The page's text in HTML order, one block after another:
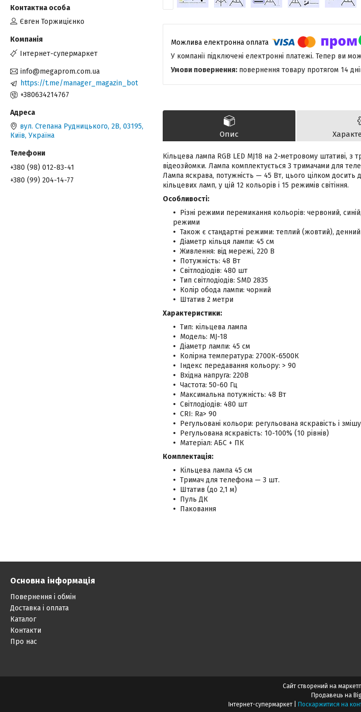
У компанії підключені електронні платежі. Тепер ви
повернення товару протягом 14
Опис
Кільцева лампа RGB LED MJ18 на 2-метровому штативі,
відеозйомки. Лампа комплектується 3 тримачами для
Лампа яскрава, потужність — 45 Вт, цього цілком досить
кільцевих ламп, у цій 12 кольорів і 15 режимів світіння.
Особливості:
Різні режими перемикання кольорів: червоний,
режими
Також є стандартні режими: теплий (жовтий),
Діаметр кільця лампи: 45 см
Живлення: від мережі, 220 В
Потужність: 48 Вт
Світлодіодів: 480 шт
Тип світлодіодів: SMD 2835
Колір обода лампи: чорний
Штатив 2 метри
Характеристики:
Тип: кільцева лампа
Модель: MJ-18
Діаметр лампи: 45 см
Колірна температура: 2700К-6500К
Індекс передавання кольору: > 90
Вхідна напруга: 220В
Частота: 50-60 Гц
Максимальна потужність: 48 Вт
Світлодіодів: 480 шт
CRI: Ra> 90
Регульовані кольори: регульована яскравість і
Регульована яскравість: 10-100% (10 рівнів)
Матеріал: АБС + ПК
Комплектація:
Кільцева лампа 45 см
Тримач для телефона — 3 шт.
Штатив (до 2,1 м)
Пуль ДК
Паковання
Євген Торжицієнко
Інтернет-супермаркет
info@megaprom.com.ua
https://t.me/manager_magazin_bot
+380634214767
вул. Степана Рудницького, 2В, 03195,
Київ, Україна
+380 (98) 012-83-41
+380 (99) 204-14-77
Основна інформація
Повернення і обмін
Доставка і оплата
Каталог
Контакти
Про нас
Сайт створений на
Продавець на
Поскаржитися на